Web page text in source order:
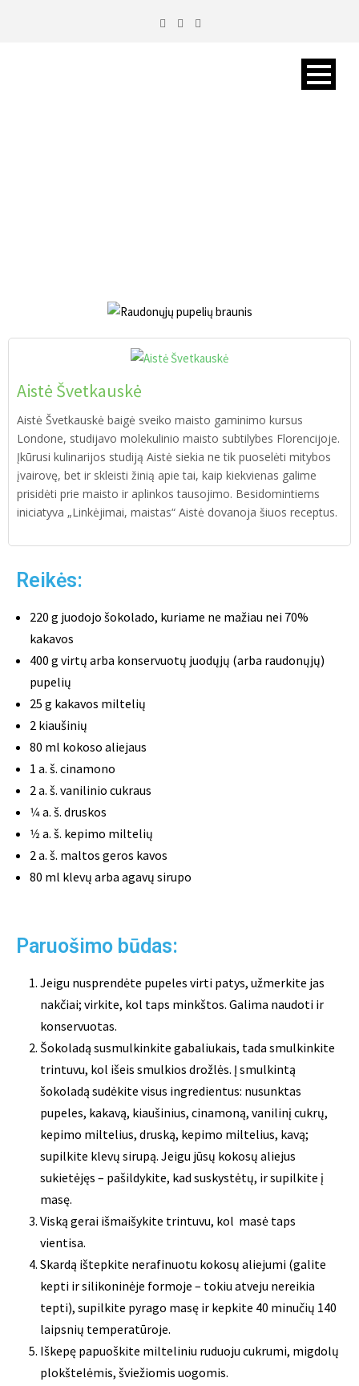
Aistė Švetkauskė
Aistė Švetkauskė baigė sveiko maisto gaminimo kursus
Londone, studijavo molekulinio maisto subtilybes Florencijoje.
Įkūrusi kulinarijos studiją Aistė siekia ne tik puoselėti mitybos
įvairovę, bet ir skleisti žinią apie tai, kaip kiekvienas galime
prisidėti prie maisto ir aplinkos tausojimo. Besidomintiems
iniciatyva „Linkėjimai, maistas“ Aistė dovanoja šiuos receptus.
Reikės:
220 g juodojo šokolado, kuriame ne mažiau nei 70%
kakavos
400 g virtų arba konservuotų juodųjų (arba raudonųjų)
pupelių
25 g kakavos miltelių
2 kiaušinių
80 ml kokoso aliejaus
1 a. š. cinamono
2 a. š. vanilinio cukraus
1⁄4 a. š. druskos
1⁄2 a. š. kepimo miltelių
2 a. š. maltos geros kavos
80 ml klevų arba agavų sirupo
Paruošimo būdas:
Jeigu nusprendėte pupeles virti patys, užmerkite jas
nakčiai; virkite, kol taps minkštos. Galima naudoti ir
konservuotas.
Šokoladą susmulkinkite gabaliukais, tada smulkinkite
trintuvu, kol išeis smulkios drožlės. Į smulkintą
šokoladą sudėkite visus ingredientus: nusunktas
pupeles, kakavą, kiaušinius, cinamoną, vanilinį cukrų,
kepimo miltelius, druską, kepimo miltelius, kavą;
supilkite klevų sirupą. Jeigu jūsų kokosų aliejus
sukietėjęs – pašildykite, kad suskystėtų, ir supilkite į
masę.
Viską gerai išmaišykite trintuvu, kol masė taps
vientisa.
Skardą ištepkite nerafinuotu kokosų aliejumi (galite
kepti ir silikoninėje formoje – tokiu atveju nereikia
tepti), supilkite pyrago masę ir kepkite 40 minučių 140
laipsnių temperatūroje.
Iškepę papuoškite milteliniu ruduoju cukrumi, migdolų
plokštelėmis, šviežiomis uogomis.